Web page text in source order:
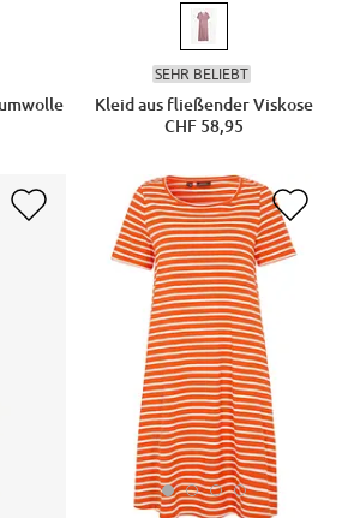
SEHR BELIEBT
Kleid aus fließender Viskose
CHF 58,95